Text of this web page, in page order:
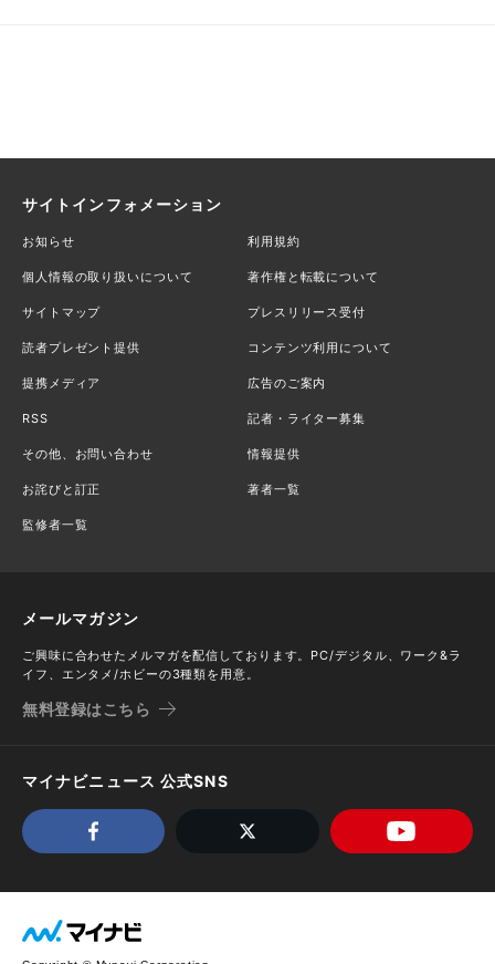
サイトインフォメーション
お知らせ 利用規約
個人情報の取り扱いについて 著作権と転載について
サイトマップ プレスリリース受付
読者プレゼント提供 コンテンツ利用について
提携メディア 広告のご案内
RSS 記者・ライター募集
その他、お問い合わせ 情報提供
お詫びと訂正 著者一覧
監修者一覧
メールマガジン
ご興味に合わせたメルマガを配信しております。PC/デジタル、ワーク&ラ
イフ、エンタメ/ホビーの3種類を用意。
無料登録はこちら
マイナビニュース 公式SNS